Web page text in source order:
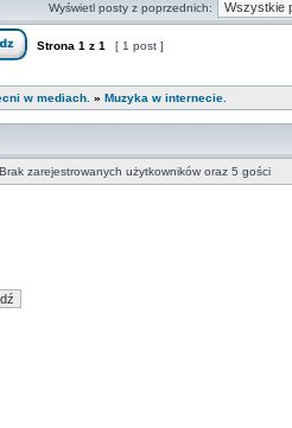
Wyświetl posty z poprzednich:
Strona 1 z 1 [ 1 post ]
w mediach. » Muzyka w internecie.
zarejestrowanych użytkowników oraz 5 gości